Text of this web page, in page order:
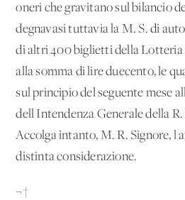
oneri che gravitano sul bilancio
degnavasi tuttavia la M. S. di
di altri 400 biglietti della
alla somma di lire duecento, le
sul principio del seguente mese
dell'Intendenza Generale della
Accolga intanto, M. R. Signore,
distinta considerazione.
¬†